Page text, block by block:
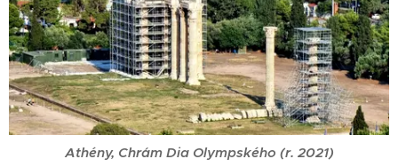
Athény, Chrám Dia Olympského (r. 2021)